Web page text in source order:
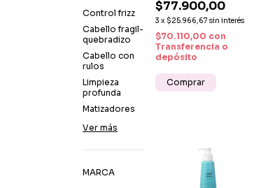
Control frizz
Cabello fragil-
quebradizo
Cabello con
rulos
Limpieza
profunda
Matizadores
Ver más
MARCA
SHAMPOO X 250 ML
— SHAMPOO
ULTRALIVIANO
PARA CABELLO
FINO
$77.900,00
3 x $25.966,67 sin interés
$70.110,00 con
Transferencia o
depósito